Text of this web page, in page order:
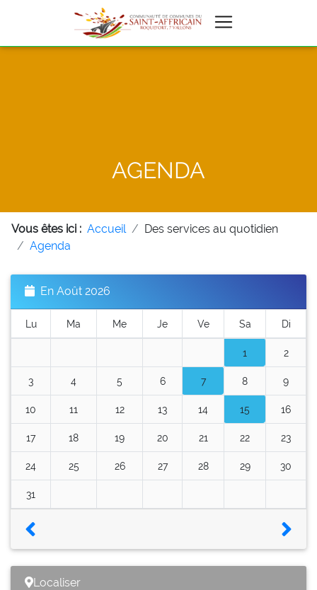
AGENDA
Vous êtes ici : Accueil
Des services au quotidien
Agenda
En Août 2026
Lu Ma Me Je Ve Sa Di
1 2
3 4 5 6 7 8 9
10 11 12 13 14 15 16
17 18 19 20 21 22 23
24 25 26 27 28 29 30
31
Localiser